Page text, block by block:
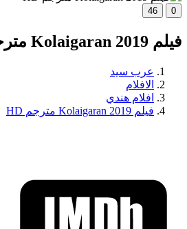
0
46
فيلم Kolaigaran 2019 مترجم HD
عرب سيد
الافلام
افلام هندي
فيلم Kolaigaran 2019 مترجم HD